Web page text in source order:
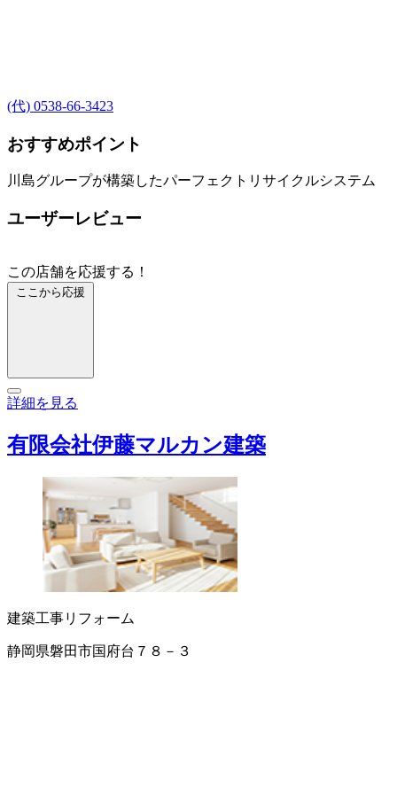
(代) 0538-66-3423
おすすめポイント
川島グループが構築したパーフェクトリサイクルシステム
ユーザーレビュー
この店舗を応援する！
ここから応援
詳細を見る
有限会社伊藤マルカン建築
建築工事リフォーム
静岡県磐田市国府台７８－３